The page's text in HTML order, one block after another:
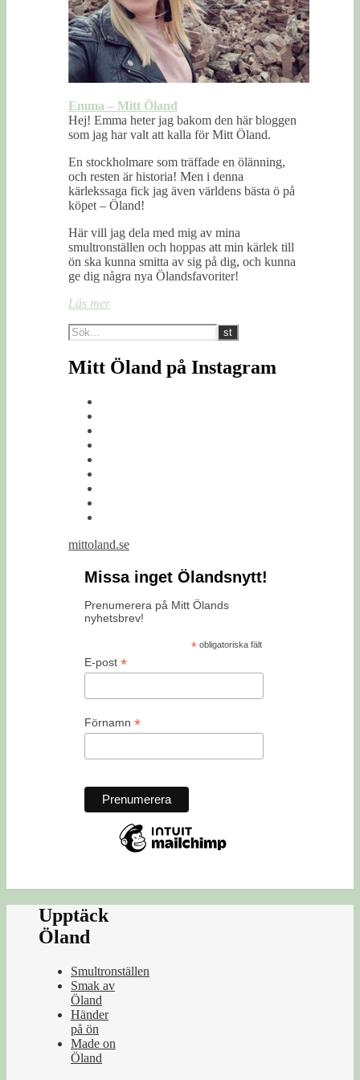
Emma – Mitt Öland
Hej! Emma heter jag bakom den här bloggen
som jag har valt att kalla för Mitt Öland.
En stockholmare som träffade en ölänning,
och resten är historia! Men i denna
kärlekssaga fick jag även världens bästa ö på
köpet – Öland!
Här vill jag dela med mig av mina
smultronställen och hoppas att min kärlek till
ön ska kunna smitta av sig på dig, och kunna
ge dig några nya Ölandsfavoriter!
Läs mer
Mitt Öland på Instagram
mittoland.se
Missa inget Ölandsnytt!
Prenumerera på Mitt Ölands
nyhetsbrev!
*obligatoriska fält
E-post *
Förnamn *
Upptäck
Öland
Smultronställen
Smak av
Öland
Händer
på ön
Made on
Öland